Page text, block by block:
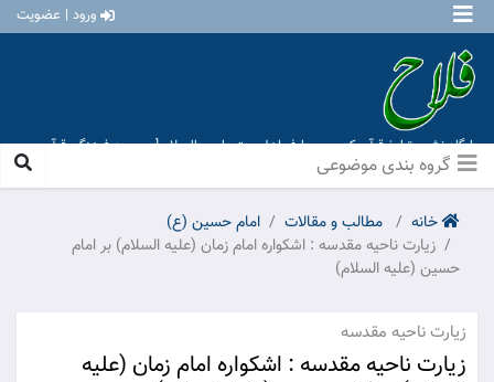
ورود | عضویت
پایگاه نشر و تبلیغ قرآن کریم و معارف اهل بیت علیهم السلام [ موسسه فرهنگی قرآن و
عترت منهاج عشق آباد ]
خانه مطالب و مقالات
امام حسین (ع)
زیارت ناحیه مقدسه : اشکواره امام زمان (علیه السلام) بر امام
حسین (علیه السلام)
زیارت ناحیه مقدسه
زیارت ناحیه مقدسه : اشکواره امام زمان (علیه